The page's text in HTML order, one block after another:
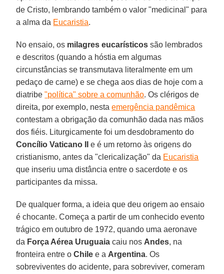
de Cristo, lembrando também o valor "medicinal" para
a alma da Eucaristia.
No ensaio, os milagres eucarísticos são lembrados
e descritos (quando a hóstia em algumas
circunstâncias se transmutava literalmente em um
pedaço de carne) e se chega aos dias de hoje com a
diatribe"política" sobre a comunhão. Os clérigos de
direita, por exemplo, nestaemergência pandêmica
contestam a obrigação da comunhão dada nas mãos
dos fiéis. Liturgicamente foi um desdobramento do
Concílio Vaticano II
e é um retorno às origens do
cristianismo, antes da "clericalização" da Eucaristia
que inseriu uma distância entre o sacerdote e os
participantes da missa.
De qualquer forma, a ideia que deu origem ao ensaio
é chocante. Começa a partir de um conhecido evento
trágico em outubro de 1972, quando uma aeronave
da Força Aérea Uruguaia caiu nos Andes, na
fronteira entre oChile e a Argentina. Os
sobreviventes do acidente, para sobreviver, comeram